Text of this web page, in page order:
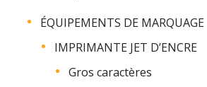
ÉQUIPEMENTS DE MARQUAGE
IMPRIMANTE JET D’ENCRE
Gros caractères